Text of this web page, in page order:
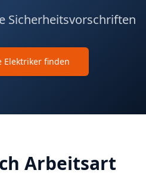
Sicherheitsvorschriften
Elektriker finden
Arbeitsart